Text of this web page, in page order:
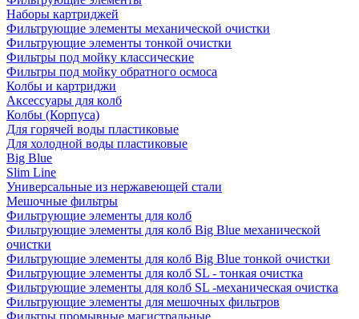
Наборы картриджей
Фильтрующие элементы механической очистки
Фильтрующие элементы тонкой очистки
Фильтры под мойку классические
Фильтры под мойку обратного осмоса
Колбы и картриджи
Аксессуары для колб
Колбы (Корпуса)
Для горячей воды пластиковые
Для холодной воды пластиковые
Big Blue
Slim Line
Универсальные из нержавеющей стали
Мешочные фильтры
Фильтрующие элементы для колб
Фильтрующие элементы для колб Big Blue механической
очистки
Фильтрующие элементы для колб Big Blue тонкой очистки
Фильтрующие элементы для колб SL - тонкая очистка
Фильтрующие элементы для колб SL -механическая очистка
Фильтрующие элементы для мешочных фильтров
Фильтры промывные магистральные